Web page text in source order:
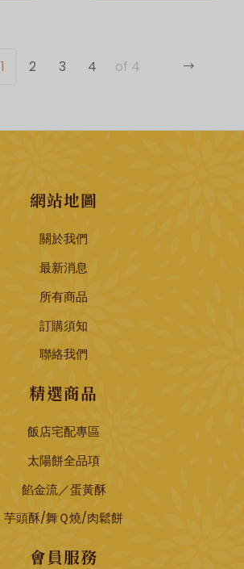
1 2 3 4 of 4
網站地圖
關於我們
最新消息
所有商品
訂購須知
聯絡我們
精選商品
飯店宅配專區
太陽餅全品項
餡金流／蛋黃酥
芋頭酥/舞Ｑ燒/肉鬆餅
會員服務